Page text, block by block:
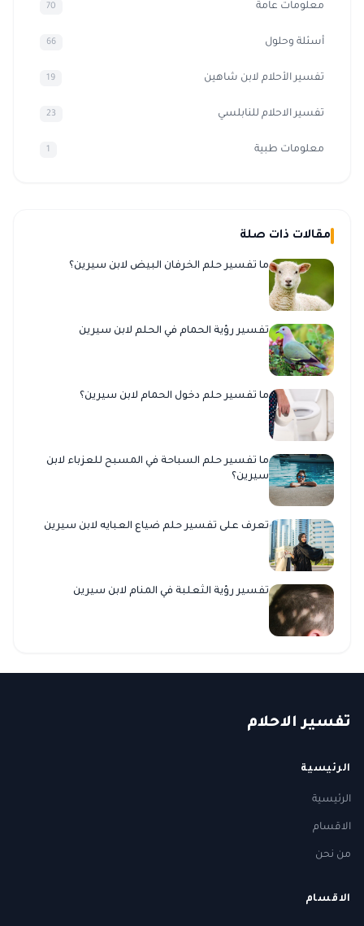
معلومات عامة 70
أسئلة وحلول 66
تفسير الأحلام لابن شاهين 19
تفسير الاحلام للنابلسي 23
معلومات طبية 1
مقالات ذات صلة
ما تفسير حلم الخرفان البيض لابن سيرين؟
تفسير رؤية الحمام في الحلم لابن سيرين
ما تفسير حلم دخول الحمام لابن سيرين؟
ما تفسير حلم السباحة في المسبح للعزباء لابن
سيرين؟
تعرف على تفسير حلم ضياع العبايه لابن سيرين
تفسير رؤية الثعلبة في المنام لابن سيرين
تفسير الاحلام
الرئيسية
الرئيسية
الاقسام
من نحن
الاقسام